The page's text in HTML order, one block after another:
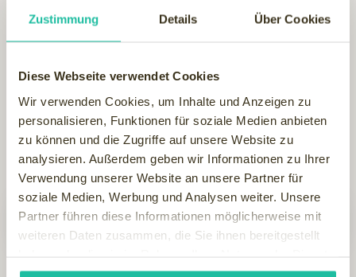
Zustimmung Details Über Cookies
Diese Webseite verwendet Cookies
Wir verwenden Cookies, um Inhalte und Anzeigen zu
personalisieren, Funktionen für soziale Medien anbieten
zu können und die Zugriffe auf unsere Website zu
analysieren. Außerdem geben wir Informationen zu Ihrer
Verwendung unserer Website an unsere Partner für
soziale Medien, Werbung und Analysen weiter. Unsere
Partner führen diese Informationen möglicherweise mit
weiteren Daten zusammen, die Sie ihnen bereitgestellt
gesammelt haben.
Residenzstadt
besticht durch seine verkehrsgünstige Lage,
englischen Schlosspark,durch seine hervorragende
Küche, zuvorkommenden Service und komfortabler
und edler Ausstattung.
Sichern Sie sich Ihre Entspannung -Buchen Sie jetzt!
JETZT BUCHEN